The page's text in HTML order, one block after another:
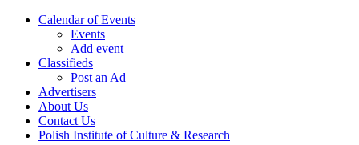
Calendar of Events
Events
Add event
Classifieds
Post an Ad
Advertisers
About Us
Contact Us
Polish Institute of Culture & Research